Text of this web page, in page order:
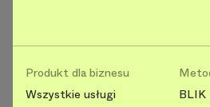
Produkt dla biznesu
Wszystkie usługi
BLIK